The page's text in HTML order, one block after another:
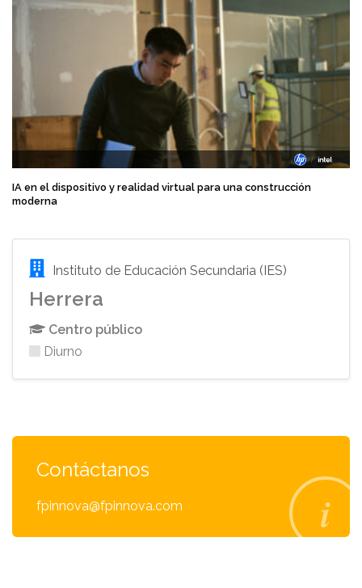
IA en el dispositivo y realidad virtual para una construcción
moderna
Instituto de Educación Secundaria (IES)
Herrera
Centro público
Diurno
Contáctanos
fpinnova@fpinnova.com